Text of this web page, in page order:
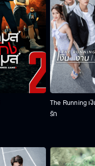
The Running เ
รัก